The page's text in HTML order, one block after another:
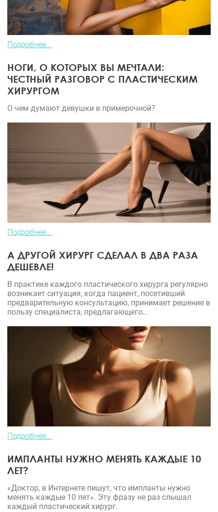
Подробнее...
НОГИ, О КОТОРЫХ ВЫ МЕЧТАЛИ:
ЧЕСТНЫЙ РАЗГОВОР С ПЛАСТИЧЕСКИМ
ХИРУРГОМ
О чем думают девушки в примерочной?
Подробнее...
А ДРУГОЙ ХИРУРГ СДЕЛАЛ В ДВА РАЗА
ДЕШЕВЛЕ!
В практике каждого пластического хирурга регулярно
возникает ситуация, когда пациент, посетивший
предварительную консультацию, принимает решение в
пользу специалиста, предлагающего...
Подробнее...
ИМПЛАНТЫ НУЖНО МЕНЯТЬ КАЖДЫЕ 10
ЛЕТ?
«Доктор, в Интернете пишут, что импланты нужно
менять каждые 10 лет». Эту фразу не раз слышал
каждый пластический хирург.